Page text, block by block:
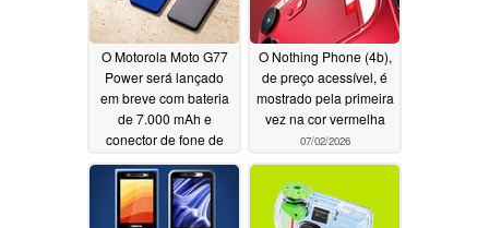
O Motorola Moto G77
Power será lançado
em breve com bateria
de 7.000 mAh e
conector de fone de
07/02/2026
O Nothing Phone (4b),
de preço acessível, é
mostrado pela primeira
vez na cor vermelha
07/02/2026